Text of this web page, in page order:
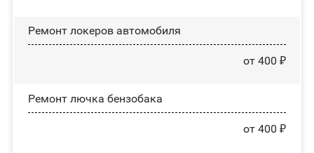
Ремонт лoĸepoв автомобиля
от 400 ₽
Ремонт лючка бензобака
от 400 ₽